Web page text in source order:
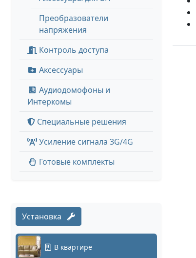
Преобразователи
напряжения
Контроль доступа
Аксессуары
Аудиодомофоны и
Интеркомы
Специальные решения
Усиление сигнала 3G/4G
Готовые комплекты
Установка
В квартире